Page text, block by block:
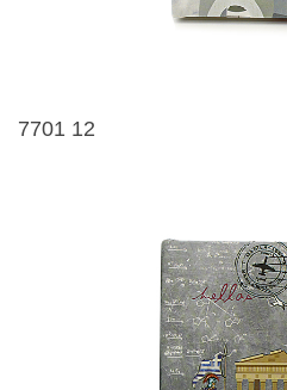
7701 12